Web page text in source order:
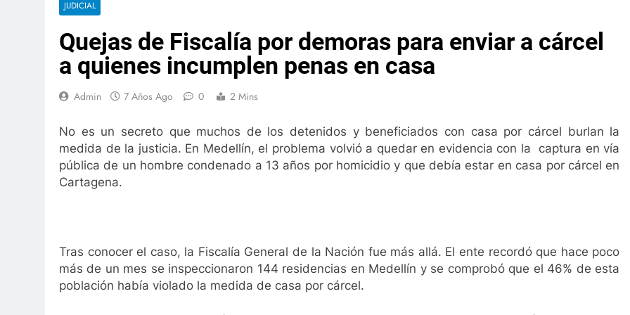
¿Es, realmente, bella nuestra ciudad?
3 Años Ago
para la seguridad ciudadana La Salud no es un negocio
3 Años Ago
Reunión para fortalecer la
3 Años Ago
Gustavo Petro anuncia la salida de los ministros de
2 Semanas Ago 4 Semanas Ago
seguridad Se mantiene servcio de salud del Magisterio
1 Año Ago
Elvia Milena instaló
1 Año Ago
Lluvia de irregularidades
2 Años Ago
¿Es, realmente, bella nuestra ciudad? Renta Ciudadana para los hogares vulnerables
3 Años Ago 3
JUDICIAL
Quejas de Fiscalía por demoras para enviar a cárcel
a quienes incumplen penas en casa
Admin 7 Años Ago 0 2 Mins
No es un secreto que muchos de los detenidos y beneficiados con casa por cárcel burlan la
medida de la justicia. En Medellín, el problema volvió a quedar en evidencia con la captura en vía
pública de un hombre condenado a 13 años por homicidio y que debía estar en casa por cárcel en
Cartagena.
Tras conocer el caso, la Fiscalía General de la Nación fue más allá. El ente recordó que hace poco
más de un mes se inspeccionaron 144 residencias en Medellín y se comprobó que el 46% de esta
población había violado la medida de casa por cárcel.